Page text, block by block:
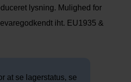
lysning. Mulighed for
iht. EU1935 &
at se lagerstatus, se